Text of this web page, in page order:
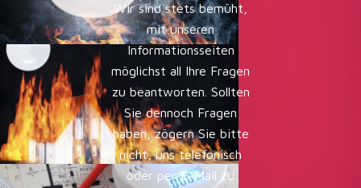
Wir sind stets bemüht,
mit unseren
Informationsseiten
möglichst all Ihre Fragen
zu beantworten. Sollten
Sie dennoch Fragen
haben, zögern Sie bitte
nicht, uns telefonisch
oder per E-Mail zu